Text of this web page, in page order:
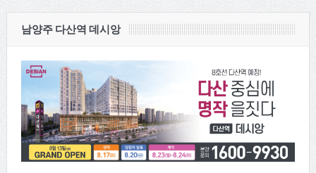
남양주 다산역 데시앙